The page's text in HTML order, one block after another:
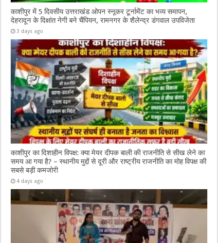
काशीपुर में 5 दिवसीय उत्तराखंड ओपन स्नूकर टूर्नामेंट का भव्य समापन,
देहरादून के दिक्षांत नेगी बने चैंपियन, रामनगर के शैलेन्द्र डंगवाल उपविजेता
3 days ago
काशीपुर का दिशाहीन विपक्ष: क्या मेयर दीपक बाली की राजनीति से सीख लेने का
समय आ गया है? – स्थानीय मुद्दों से दूरी और राष्ट्रीय राजनीति का मोह विपक्ष की
सबसे बड़ी कमजोरी
4 days ago